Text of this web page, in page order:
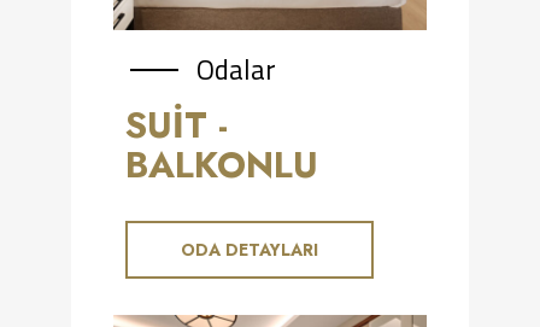
Odalar
SUIT -
BALKONLU
ODA DETAYLARI